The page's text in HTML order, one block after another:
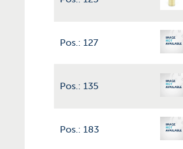
Pos.: 127
Pos.: 135
Pos.: 183